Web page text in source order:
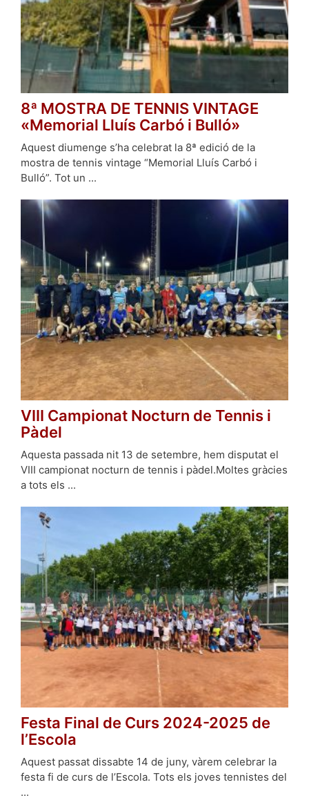
8ª MOSTRA DE TENNIS VINTAGE
«Memorial Lluís Carbó i Bulló»
Aquest diumenge s’ha celebrat la 8ª edició de la
mostra de tennis vintage “Memorial Lluís Carbó i
Bulló”. Tot un ...
VIII Campionat Nocturn de Tennis i
Pàdel
Aquesta passada nit 13 de setembre, hem disputat el
VIII campionat nocturn de tennis i pàdel.Moltes gràcies
a tots els ...
Festa Final de Curs 2024-2025 de
l’Escola
Aquest passat dissabte 14 de juny, vàrem celebrar la
festa fi de curs de l’Escola. Tots els joves tennistes del
...